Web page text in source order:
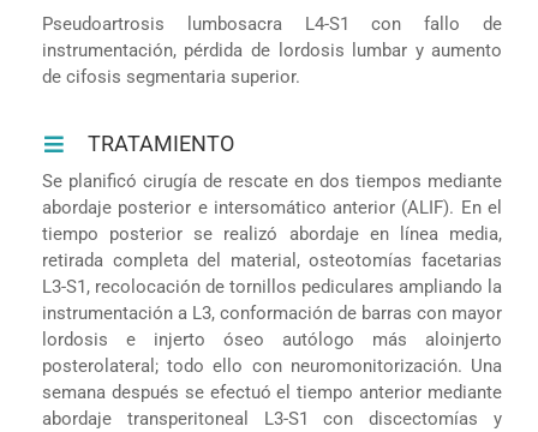
Pseudoartrosis lumbosacra L4-S1 con fallo de
instrumentación, pérdida de lordosis lumbar y aumento
de cifosis segmentaria superior.
TRATAMIENTO
Se planificó cirugía de rescate en dos tiempos mediante
abordaje posterior e intersomático anterior (ALIF). En el
tiempo posterior se realizó abordaje en línea media,
retirada completa del material, osteotomías facetarias
L3-S1, recolocación de tornillos pediculares ampliando la
instrumentación a L3, conformación de barras con mayor
lordosis e injerto óseo autólogo más aloinjerto
posterolateral; todo ello con neuromonitorización. Una
semana después se efectuó el tiempo anterior mediante
abordaje transperitoneal L3-S1 con discectomías y